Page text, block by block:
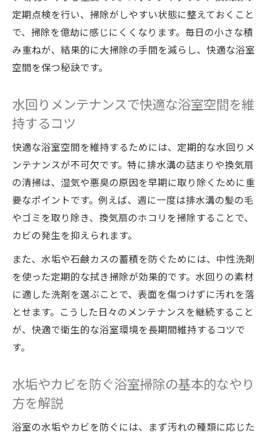
カビや水垢予防に役立つ掃除テクニック集
水回りメンテナンスでカビ・水垢を効果的
に防ぐ方法
お風呂掃除のコツで頑固な汚れもスッキリ
毎日の浴室掃除でカビや水垢の発生を抑え
るポイント
水回りメンテナンスが叶えるカビ予防の具
体的なコツ
浴室掃除と水回りメンテナンスで清潔感を
キープする技
重曹とクエン酸を使った浴室掃除術を伝授
水回りメンテナンスに効く重曹とクエン酸
の活用法
浴室掃除に役立つ重曹・クエン酸テクニッ
ク実践例
重曹とクエン酸で水回りのカビ・水垢を簡
単除去
水回りメンテナンスで重曹・クエン酸を正
しく使う方法
定期点検を行い、掃除がしやすい状態に整えておくこと
で、掃除を億劫に感じにくくなります。毎日の小さな積
み重ねが、結果的に大掃除の手間を減らし、快適な浴室
空間を保つ秘訣です。
水回りメンテナンスで快適な浴室空間を維
持するコツ
快適な浴室空間を維持するためには、定期的な水回りメ
ンテナンスが不可欠です。特に排水溝の詰まりや換気扇
の清掃は、湿気や悪臭の原因を早期に取り除くために重
要なポイントです。例えば、週に一度は排水溝の髪の毛
やゴミを取り除き、換気扇のホコリを掃除することで、
カビの発生を抑えられます。
また、水垢や石鹸カスの蓄積を防ぐためには、中性洗剤
を使った定期的な拭き掃除が効果的です。水回りの素材
に適した洗剤を選ぶことで、表面を傷つけずに汚れを落
とせます。こうした日々のメンテナンスを継続すること
が、快適で衛生的な浴室環境を長期間維持するコツで
す。
水垢やカビを防ぐ浴室掃除の基本的なやり
方を解説
浴室の水垢やカビを防ぐには、まず汚れの種類に応じた